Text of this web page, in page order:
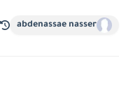
abdenassae nasser